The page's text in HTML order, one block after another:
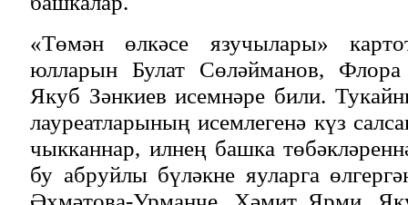
«Төмән өлкәсе язучылары»
юлларын Булат Сөләйманов, Флора
Якуб Зәнкиев исемнәре били.
лауреатларының исемлегенә күз
чыкканнар, илнең башка
бу абруйлы бүләкне яуларга